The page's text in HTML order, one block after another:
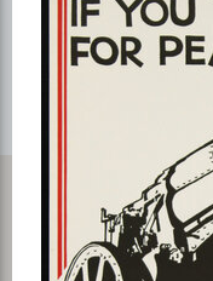
Карта с маршрутом, как
к событию.
улица Попудренко